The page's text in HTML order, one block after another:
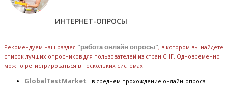
ИНТЕРНЕТ-ОПРОСЫ
Рекомендуем наш раздел "работа онлайн опросы", в котором вы найдете
список лучших опросников для пользователей из стран СНГ. Одновременно
можно регистрироваться в нескольких системах
GlobalTestMarket - в среднем прохождение онлайн-опроса